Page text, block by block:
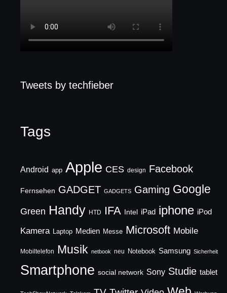
Tweets by techfieber
Tags
Android app Apple CES design Facebook
Fernsehen GADGET GADGETS Gaming Google
Green Handy HTD IFA Intel iPad iphone iPod
Kamera Laptop Medien Messe Microsoft Mobile
Mobiltelefon Musik netbook neu Notebook Samsung Sicherheit
Smartphone social network Sony Studie tablet